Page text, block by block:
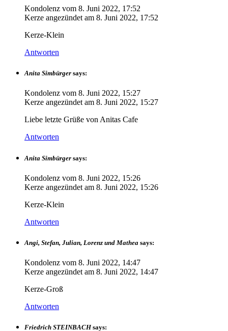
Kondolenz vom 8. Juni 2022, 17:52
Kerze angezündet am 8. Juni 2022, 17:52
Kerze-Klein
Antworten
Anita Simbürger says:
Kondolenz vom 8. Juni 2022, 15:27
Kerze angezündet am 8. Juni 2022, 15:27
Liebe letzte Grüße von Anitas Cafe
Antworten
Anita Simbürger says:
Kondolenz vom 8. Juni 2022, 15:26
Kerze angezündet am 8. Juni 2022, 15:26
Kerze-Klein
Antworten
Angi, Stefan, Julian, Lorenz und Mathea says:
Kondolenz vom 8. Juni 2022, 14:47
Kerze angezündet am 8. Juni 2022, 14:47
Kerze-Groß
Antworten
Friedrich STEINBACH says: